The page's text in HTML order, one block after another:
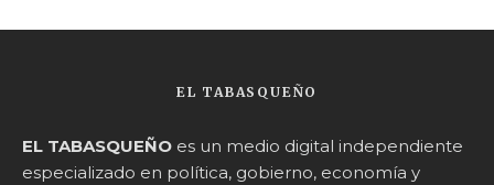
EL TABASQUEÑO
EL TABASQUEÑO es un medio digital independiente
especializado en política, gobierno, economía y